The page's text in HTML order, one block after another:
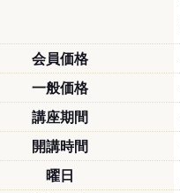
会員価格
一般価格
講座期間
開講時間
曜日